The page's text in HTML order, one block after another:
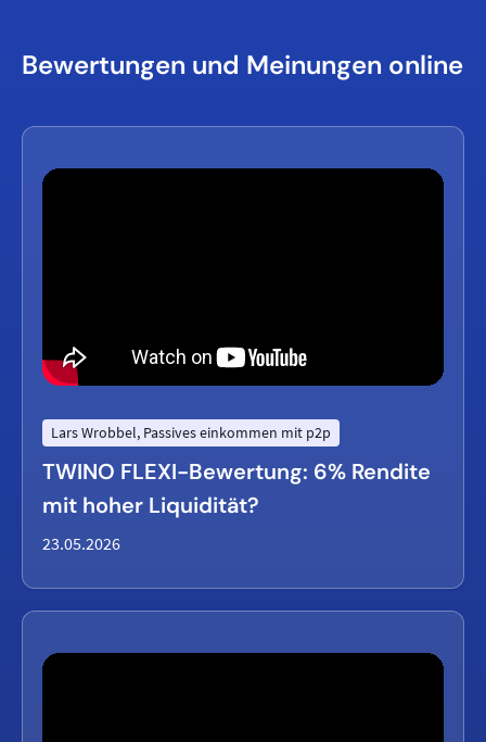
Bewertungen und Meinungen online
Lars Wrobbel, Passives einkommen mit p2p
TWINO FLEXI-Bewertung: 6% Rendite
mit hoher Liquidität?
23.05.2026